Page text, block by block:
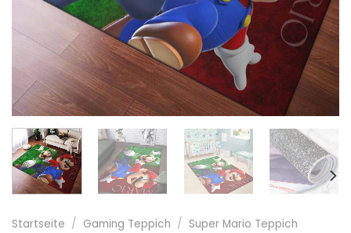
Startseite / Gaming Teppich / Super Mario Teppich